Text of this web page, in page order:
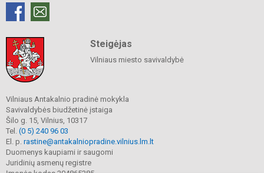
Steigėjas
Vilniaus miesto savivaldybė
Vilniaus Antakalnio pradinė mokykla
Savivaldybės biudžetinė įstaiga
Šilo g. 15, Vilnius, 10317
Tel. (0 5) 240 96 03
El. p. rastine@antakalniopradine.vilnius.lm.lt
Duomenys kaupiami ir saugomi
Juridinių asmenų registre